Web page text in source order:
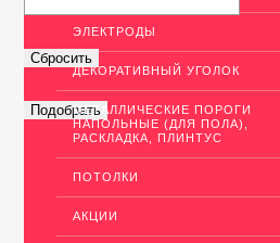
ЭЛЕКТРОДЫ
ДЕКОРАТИВНЫЙ УГОЛОК
МЕТАЛЛИЧЕСКИЕ ПОРОГИ
НАПОЛЬНЫЕ (ДЛЯ ПОЛА),
РАСКЛАДКА, ПЛИНТУС
ПОТОЛКИ
АКЦИИ